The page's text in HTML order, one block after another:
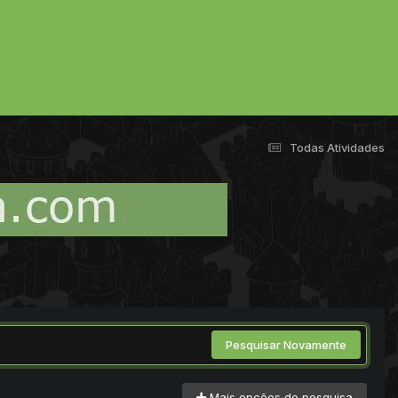
Todas Atividades
Pesquisar Novamente